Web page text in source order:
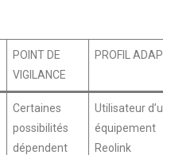
POINT DE
VIGILANCE
PROFIL
Certaines
possibilités
dépendent
Utilisateur d’un
équipement
Reolink